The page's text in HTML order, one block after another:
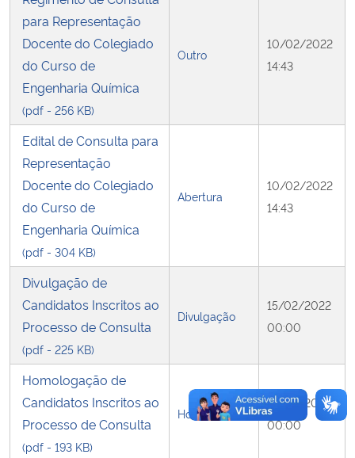
Secretaria-Geral
Gabinete de Segurança Institucional
Advocacia-Geral da União
Banco Central do Brasil
Planalto
para Representação
Docente do Colegiado
do Curso de
Engenharia Química
(pdf - 256 KB)
Outro
10/02/2022
14:43
Edital de Consulta para
Representação
Docente do Colegiado
do Curso de
Engenharia Química
(pdf - 304 KB)
Abertura
10/02/2022
14:43
Divulgação de
Candidatos Inscritos ao
Processo de Consulta
(pdf - 225 KB)
Divulgação
15/02/2022
00:00
Homologação de
Candidatos Inscritos ao
Processo de Consulta
(pdf - 193 KB)
Homologação
16/02/2022
00:00